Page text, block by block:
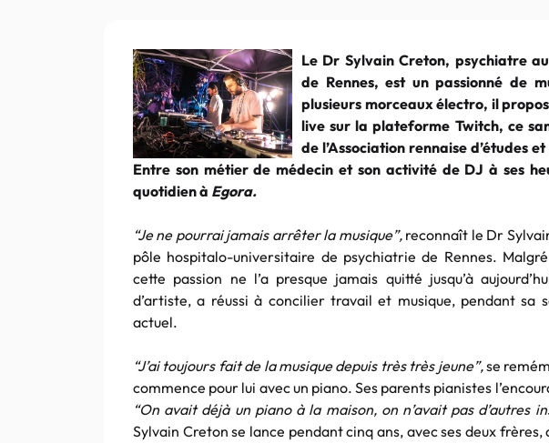
Le Dr Sylvain Creton, psychiatre
de Rennes, est un passionné de
plusieurs morceaux électro, il
live sur la plateforme Twitch, ce
de l’Association rennaise d’études
Entre son métier de médecin et son activité de DJ à ses
quotidien à Egora.
“Je ne pourrai jamais arrêter la musique”,reconnaît le Dr
pôle hospitalo-universitaire de psychiatrie de Rennes.
cette passion ne l’a presque jamais quitté jusqu’à
d’artiste, a réussi à concilier travail et musique, pendant sa
actuel.
“J’ai toujours fait de la musique depuis très très jeune”,se
commence pour lui avec un piano. Ses parents pianistes
“On avait déjà un piano à la maison, on n’avait pas d’autres
Sylvain Creton se lance pendant cinq ans, avec ses deux frères,